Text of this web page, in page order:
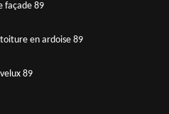
façade 89
en ardoise 89
89